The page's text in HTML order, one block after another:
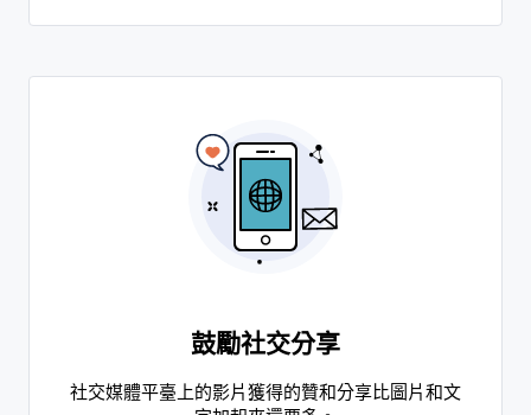
鼓勵社交分享
社交媒體平臺上的影片獲得的贊和分享比圖片和文